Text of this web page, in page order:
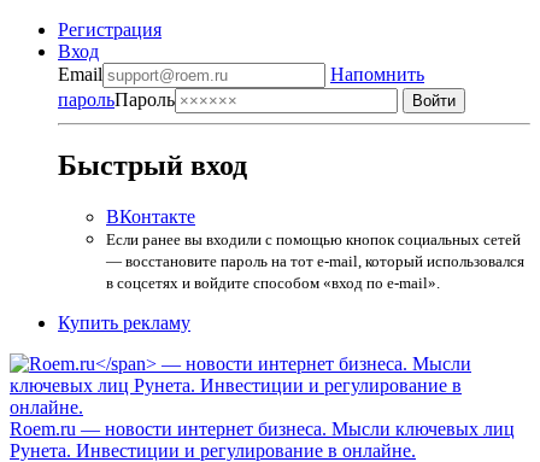
Регистрация
Вход
Email
Напомнить
парольПароль
Быстрый вход
ВКонтакте
Если ранее вы входили с помощью кнопок социальных сетей
— восстановите пароль на тот e-mail, который использовался
в соцсетях и войдите способом «вход по e-mail».
Купить рекламу
Roem.ru — новости интернет бизнеса. Мысли ключевых лиц
Рунета. Инвестиции и регулирование в онлайне.